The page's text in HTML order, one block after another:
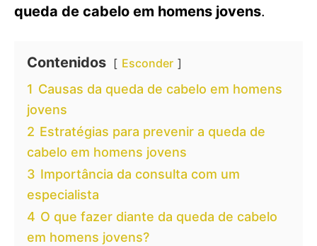
queda de cabelo em homens jovens.
Contenidos Esconder
1 Causas da queda de cabelo em homens
jovens
2 Estratégias para prevenir a queda de
cabelo em homens jovens
3 Importância da consulta com um
especialista
4 O que fazer diante da queda de cabelo
em homens jovens?